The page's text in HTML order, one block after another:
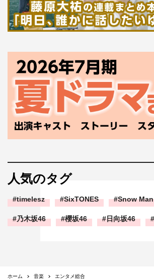
人気のタグ
timelesz SixTONES Snow Man
乃木坂46 櫻坂46 日向坂46
ホーム 音楽
エンタメ総合